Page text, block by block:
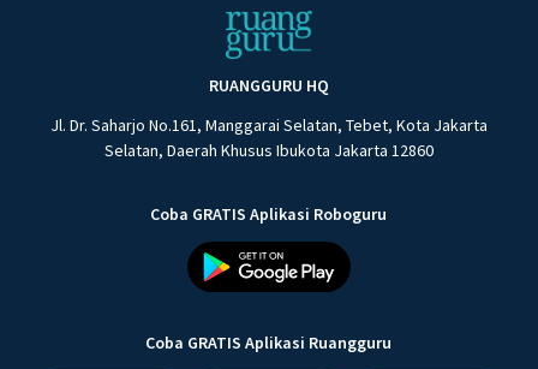
RUANGGURU HQ
Jl. Dr. Saharjo No.161, Manggarai Selatan, Tebet, Kota Jakarta
Selatan, Daerah Khusus Ibukota Jakarta 12860
Coba GRATIS Aplikasi Roboguru
Coba GRATIS Aplikasi Ruangguru